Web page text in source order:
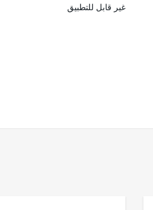
غير قابل للتطبيق